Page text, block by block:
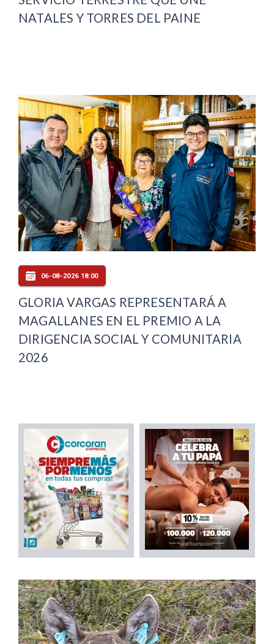
NATALES Y TORRES DEL PAINE
06-08-2026 18:00
GLORIA VARGAS REPRESENTARÁ A
MAGALLANES EN EL PREMIO A LA
DIRIGENCIA SOCIAL Y COMUNITARIA
2026